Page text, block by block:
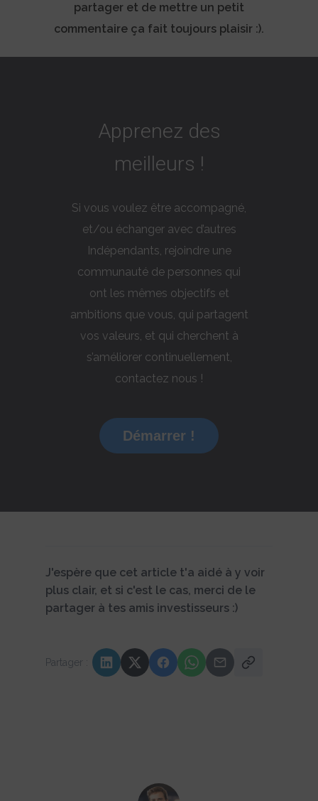
partager et de mettre un petit
commentaire ça fait toujours plaisir :).
Apprenez des
meilleurs !
Si vous voulez être accompagné,
et/ou échanger avec d’autres
Indépendants, rejoindre une
communauté de personnes qui
ont les mêmes objectifs et
ambitions que vous, qui partagent
vos valeurs, et qui cherchent à
s’améliorer continuellement,
contactez nous !
Démarrer !
J'espère que cet article t'a aidé à y voir
plus clair, et si c'est le cas, merci de le
partager à tes amis investisseurs :)
Partager :